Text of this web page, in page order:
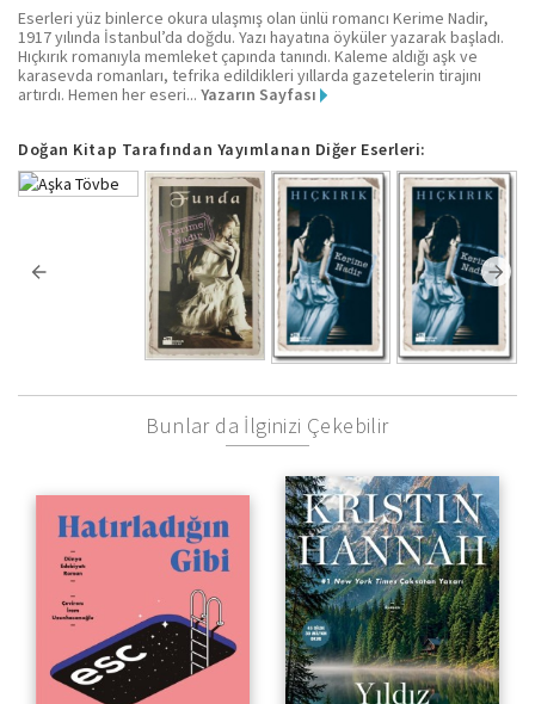
Eserleri yüz binlerce okura ulaşmış olan ünlü romancı Kerime Nadir,
1917 yılında İstanbul’da doğdu. Yazı hayatına öyküler yazarak başladı.
Hıçkırık romanıyla memleket çapında tanındı. Kaleme aldığı aşk ve
karasevda romanları, tefrika edildikleri yıllarda gazetelerin tirajını
artırdı. Hemen her eseri... Yazarın Sayfası
Doğan Kitap Tarafından Yayımlanan Diğer Eserleri:
Bunlar da İlginizi Çekebilir